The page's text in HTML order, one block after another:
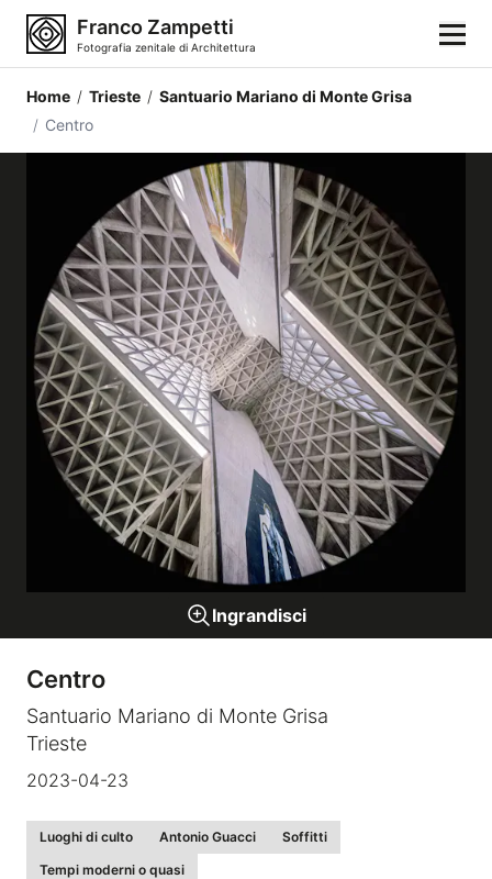
Franco Zampetti
Fotografia zenitale di Architettura
Fotografie
Categorie di edifici
Luoghi
Città
Stili architettonici
Elementi architettonici
Architetti e autori
Gallerie a tema
Sequenze
Home / Trieste / Santuario Mariano di Monte Grisa
/ Centro
Ingrandisci
Centro
Santuario Mariano di Monte Grisa
Trieste
2023-04-23
Luoghi di culto Antonio Guacci
Soffitti
Tempi moderni o quasi